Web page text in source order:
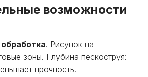
возможности
. Рисунок на
зоны. Глубина пескоструя:
прочность.